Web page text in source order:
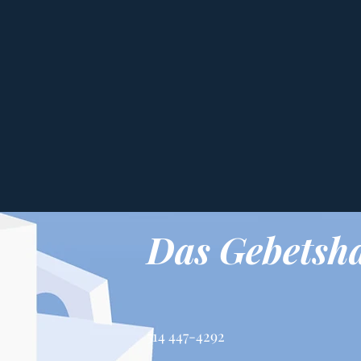
Das
514 447-4292